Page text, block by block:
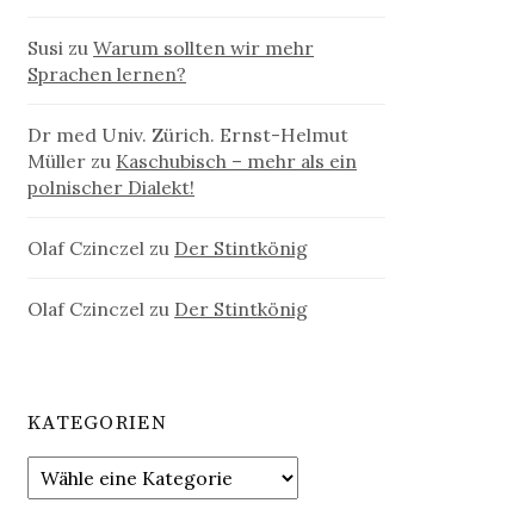
Susi zuWarum sollten wir mehr
Sprachen lernen?
Dr med Univ. Zürich. Ernst-Helmut
Müller zu Kaschubisch – mehr als ein
polnischer Dialekt!
Olaf Czinczel zu Der Stintkönig
Olaf Czinczel zu Der Stintkönig
KATEGORIEN